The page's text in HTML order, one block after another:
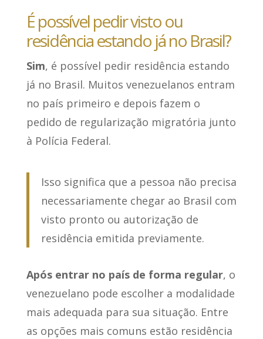
É possível pedir visto ou
residência estando já no Brasil?
Sim, é possível pedir residência estando
já no Brasil. Muitos venezuelanos entram
no país primeiro e depois fazem o
pedido de regularização migratória junto
à Polícia Federal.
Isso significa que a pessoa não precisa
necessariamente chegar ao Brasil com
visto pronto ou autorização de
residência emitida previamente.
Após entrar no país de forma regular, o
venezuelano pode escolher a modalidade
mais adequada para sua situação. Entre
as opções mais comuns estão residência